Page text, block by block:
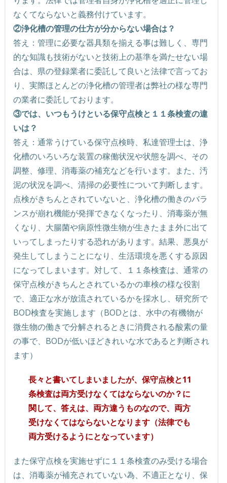
なくてならないと義務付けています。
②浄化槽の管理の仕方が分からない場合は？
答え：管理に必要な器具類を揃える事は難しく、専門
的な知識も技術がないと技術上の基準を満たせない場
合は、県の登録業者に委託して良いと法律で言ってお
り、実際ほとんどの浄化槽の管理者は弊社の様な専門
の業者に委託しております。
③では、いつもうけといる保守点検と１１条検査の違
いは？
答え：通常うけている保守点検時、私達管理士は、浄
化槽のいろいろな装置の稼働状況や状態を調べ、その
調整、修理、消毒薬の補充などを行います。また、汚
泥の状況を調べ、清掃の必要性について判断します。
点検がきちんとされていないと、浄化槽の働きのバラ
ンスが崩れ機能が発揮できなくなったり、消毒薬が無
くなり、大腸菌や病原性微生物が生きたまま外に出て
いってしまったりする恐れがあります。結果、悪臭が
発生してしまうことになり、生活環境を悪くする原因
になってしまいます。対して、１１条検査は、通常の
保守点検がきちんとされているかの車検の様な役割
で、適正な水が放流されているかを採水し、研究所で
BOD検査を実施します（BODとは、水中の有機物が
微生物の働きで分解されるときに消費される酸素の量
の事で、BODが低いほどきれいな水であると判断され
ます）
長々と書いてしまいましたが、保守点検と11
条検査は両方受けなくてはならないのか？に
関して、答えは、両方違うものなので、両方
受けなくてはならないとなります（法律でも
両方受けるようにとなっています）
また保守点検を実施せずに１１条検査のみ受ける場合
は、消毒薬が補充されていない為、不適正となり、保